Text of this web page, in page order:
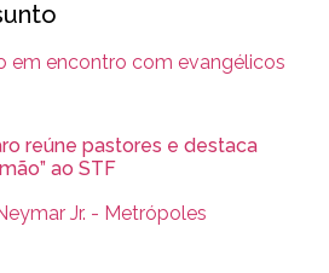
reúne pastores e destaca
ao STF